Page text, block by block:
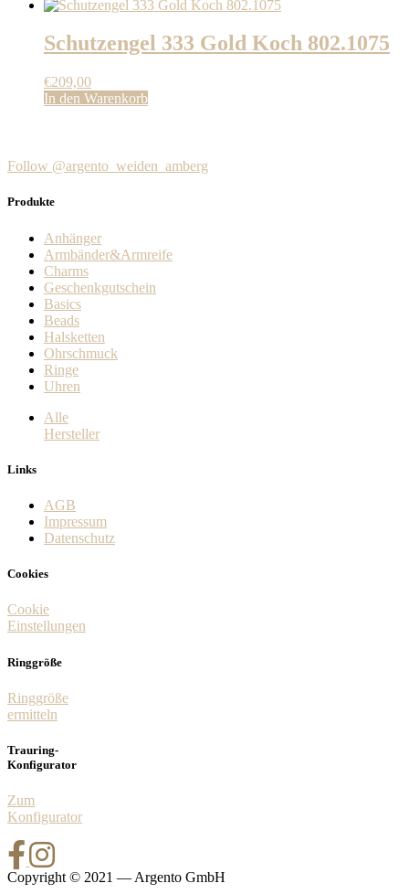
Schutzengel 333 Gold Koch 802.1075
€209,00
In den Warenkorb
Follow @argento_weiden_amberg
Produkte
Anhänger
Armbänder&Armreife
Charms
Geschenkgutschein
Basics
Beads
Halsketten
Ohrschmuck
Ringe
Uhren
Alle
Hersteller
Links
AGB
Impressum
Datenschutz
Cookies
Cookie
Einstellungen
Ringgröße
Ringgröße
ermitteln
Trauring-
Konfigurator
Zum
Konfigurator
Copyright © 2021 — Argento GmbH